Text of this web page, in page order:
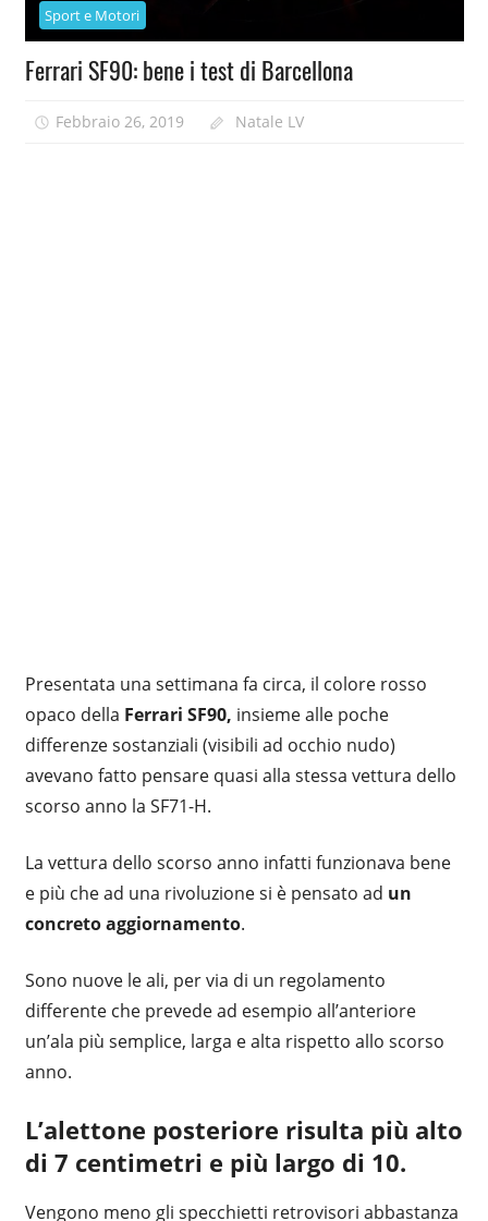
Sport e Motori
Ferrari SF90: bene i test di Barcellona
Febbraio 26, 2019 Natale LV
Presentata una settimana fa circa, il colore rosso
opaco della Ferrari SF90, insieme alle poche
differenze sostanziali (visibili ad occhio nudo)
avevano fatto pensare quasi alla stessa vettura dello
scorso anno la SF71-H.
La vettura dello scorso anno infatti funzionava bene
e più che ad una rivoluzione si è pensato ad un
concreto aggiornamento.
Sono nuove le ali, per via di un regolamento
differente che prevede ad esempio all’anteriore
un’ala più semplice, larga e alta rispetto allo scorso
anno.
L’alettone posteriore risulta più alto
di 7 centimetri e più largo di 10.
Vengono meno gli specchietti retrovisori abbastanza